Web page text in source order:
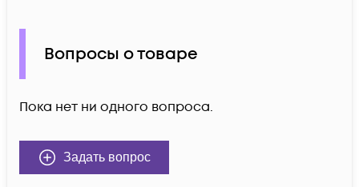
Вопросы о товаре
Пока нет ни одного вопроса.
Задать вопрос